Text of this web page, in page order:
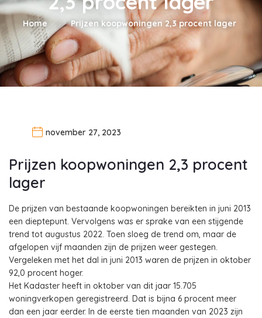
Home Prijzen koopwoningen 2,3 procent lager
november 27, 2023
Prijzen koopwoningen 2,3 procent
lager
De prijzen van bestaande koopwoningen bereikten in juni 2013
een dieptepunt. Vervolgens was er sprake van een stijgende
trend tot augustus 2022. Toen sloeg de trend om, maar de
afgelopen vijf maanden zijn de prijzen weer gestegen.
Vergeleken met het dal in juni 2013 waren de prijzen in oktober
92,0 procent hoger.
Het Kadaster heeft in oktober van dit jaar 15.705
woningverkopen geregistreerd. Dat is bijna 6 procent meer
dan een jaar eerder. In de eerste tien maanden van 2023 zijn